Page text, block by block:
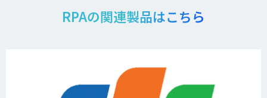
RPAの関連製品はこちら